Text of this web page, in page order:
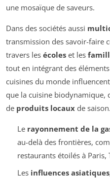
une mosaïque de saveurs.
Dans des sociétés aussi
transmission des savoir-faire
travers les écoles et les
tout en intégrant des
cuisines du monde
que la cuisine biodynamique,
de produits locaux de saison.
Le rayonnement de la
au-delà des frontières,
restaurants étoilés à Paris,
Les influences asiatiques